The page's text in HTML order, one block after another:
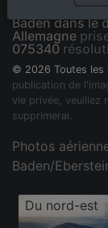
Du nord-est à
Baden dans le
Allemagne
075340
© 2026 Toutes les
publication de
vie privée, veuillez
supprimerai.
Photos
Baden/
Du nord-est